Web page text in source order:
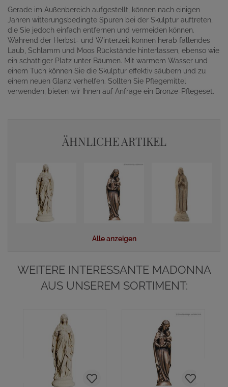
Gerade im Außenbereich aufgestellt, können nach einigen
Jahren witterungsbedingte Spuren bei der Skulptur auftreten,
die Sie jedoch einfach entfernen und vermeiden können.
Während der Herbst- und Winterzeit können herab fallendes
Laub, Schlamm und Moos Rückstände hinterlassen, ebenso wie
ein schattiger Platz unter Bäumen. Mit warmem Wasser und
einem Tuch können Sie die Skulptur effektiv säubern und zu
einem neuen Glanz verhelfen. Sollten Sie Pflegemittel
verwenden, bieten wir Ihnen auf Anfrage ein Bronze-Pflegeset.
ÄHNLICHE ARTIKEL
Alle anzeigen
WEITERE INTERESSANTE MADONNA
AUS UNSEREM SORTIMENT: